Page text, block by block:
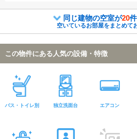
同じ建物の空室が20
空いているお部屋をまとめて
この物件にある人気の設備・特徴
バス・トイレ別 独立洗面台 エアコン